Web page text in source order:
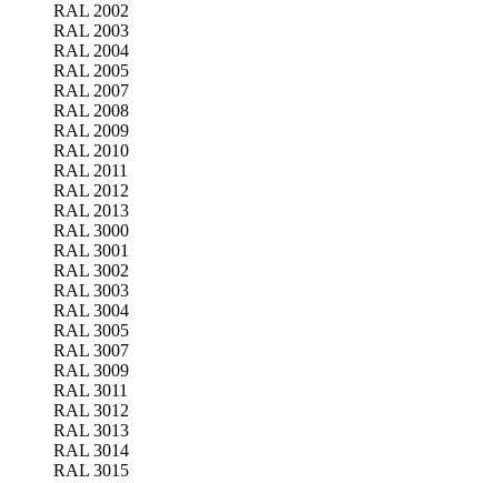
RAL 2002
RAL 2003
RAL 2004
RAL 2005
RAL 2007
RAL 2008
RAL 2009
RAL 2010
RAL 2011
RAL 2012
RAL 2013
RAL 3000
RAL 3001
RAL 3002
RAL 3003
RAL 3004
RAL 3005
RAL 3007
RAL 3009
RAL 3011
RAL 3012
RAL 3013
RAL 3014
RAL 3015